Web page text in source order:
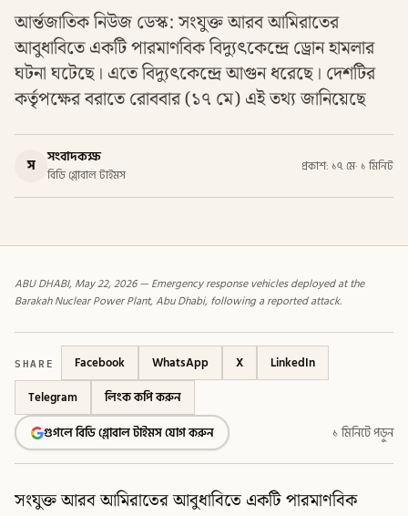
আর্ন্তজাতিক নিউজ ডেস্ক: সংযুক্ত আরব আমিরাতের
আবুধাবিতে একটি পারমাণবিক বিদ্যুৎকেন্দ্রে ড্রোন হামলার
ঘটনা ঘটেছে। এতে বিদ্যুৎকেন্দ্রে আগুন ধরেছে। দেশটির
কর্তৃপক্ষের বরাতে রোববার (১৭ মে) এই তথ্য জানিয়েছে
স সংবাদকক্ষ
বিডি গ্লোবাল টাইমস
প্রকাশ: ১৭ মে· ১ মিনিট
ABU DHABI, May 22, 2026 — Emergency response vehicles deployed at the
Barakah Nuclear Power Plant, Abu Dhabi, following a reported attack.
SHARE Facebook WhatsApp X
LinkedIn
Telegram
লিংক কপি করুন
গুগলে বিডি গ্লোবাল টাইমস যোগ করুন
১ মিনিটে পড়ুন
সংযুক্ত আরব আমিরাতের আবুধাবিতে একটি পারমাণবিক